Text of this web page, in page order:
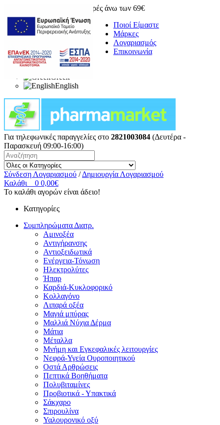
Δωρεάν μεταφορικά για αγορές άνω των 69€
Ποιοί Είμαστε
Μάρκες
Λογαριασμός
Επικοινωνία
Greek
English
Για τηλεφωνικές παραγγελίες στο 2821003084 (Δευτέρα -
Παρασκευή 09:00-16:00)
Σύνδεση Λογαριασμού / Δημιουργία Λογαριασμού
Καλάθι
0 0,00€
Το καλάθι αγορών είναι άδειο!
Κατηγορίες
Συμπληρώματα Διατρ.
Αμινοξέα
Αντιγήρανσης
Αντιοξειδωτικά
Ενέργεια-Τόνωση
Ηλεκτρολύτες
Ήπαρ
Καρδιά-Κυκλοφορικό
Κολλαγόνο
Λιπαρά οξέα
Μαγιά μπύρας
Μαλλιά Νύχια Δέρμα
Μάτια
Μέταλλα
Μνήμη και Εγκεφαλικές λειτουργίες
Νεφρά-Υγεία Ουροποιητικού
Οστά Αρθρώσεις
Πεπτικά Βοηθήματα
Πολυβιταμίνες
Προβιοτικά - Υπακτικά
Σάκχαρο
Σπιρουλίνα
Υαλουρονικό οξύ